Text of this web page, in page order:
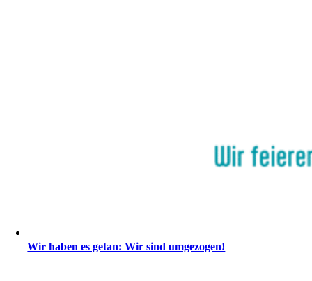
Wir haben es getan: Wir sind umgezogen!